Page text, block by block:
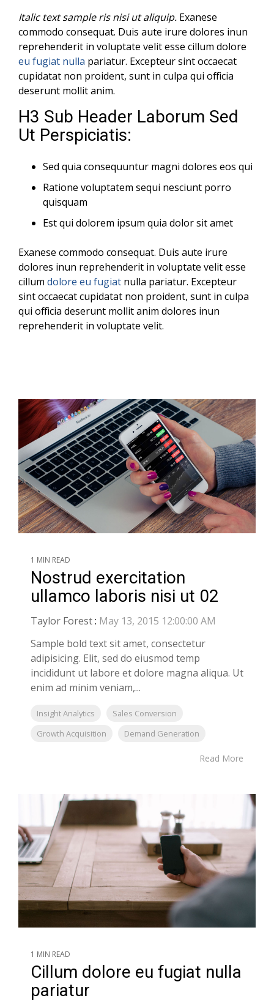
Italic text sample ris nisi ut aliquip. Exanese
commodo consequat. Duis aute irure dolores inun
reprehenderit in voluptate velit esse cillum dolore
eu fugiat nulla pariatur. Excepteur sint occaecat
cupidatat non proident, sunt in culpa qui officia
deserunt mollit anim.
H3 Sub Header Laborum Sed
Ut Perspiciatis:
Sed quia consequuntur magni dolores eos qui
Ratione voluptatem sequi nesciunt porro
quisquam
Est qui dolorem ipsum quia dolor sit amet
Exanese commodo consequat. Duis aute irure
dolores inun reprehenderit in voluptate velit esse
cillum dolore eu fugiat nulla pariatur. Excepteur
sint occaecat cupidatat non proident, sunt in culpa
qui officia deserunt mollit anim dolores inun
reprehenderit in voluptate velit.
1 MIN READ
Nostrud exercitation
ullamco laboris nisi ut 02
Taylor Forest: May 13, 2015 12:00:00 AM
Sample bold text sit amet, consectetur
adipisicing. Elit, sed do eiusmod temp
incididunt ut labore et dolore magna aliqua. Ut
enim ad minim veniam,...
Insight Analytics
Sales Conversion
Growth Acquisition
Demand Generation
Read More
1 MIN READ
Cillum dolore eu fugiat nulla
pariatur